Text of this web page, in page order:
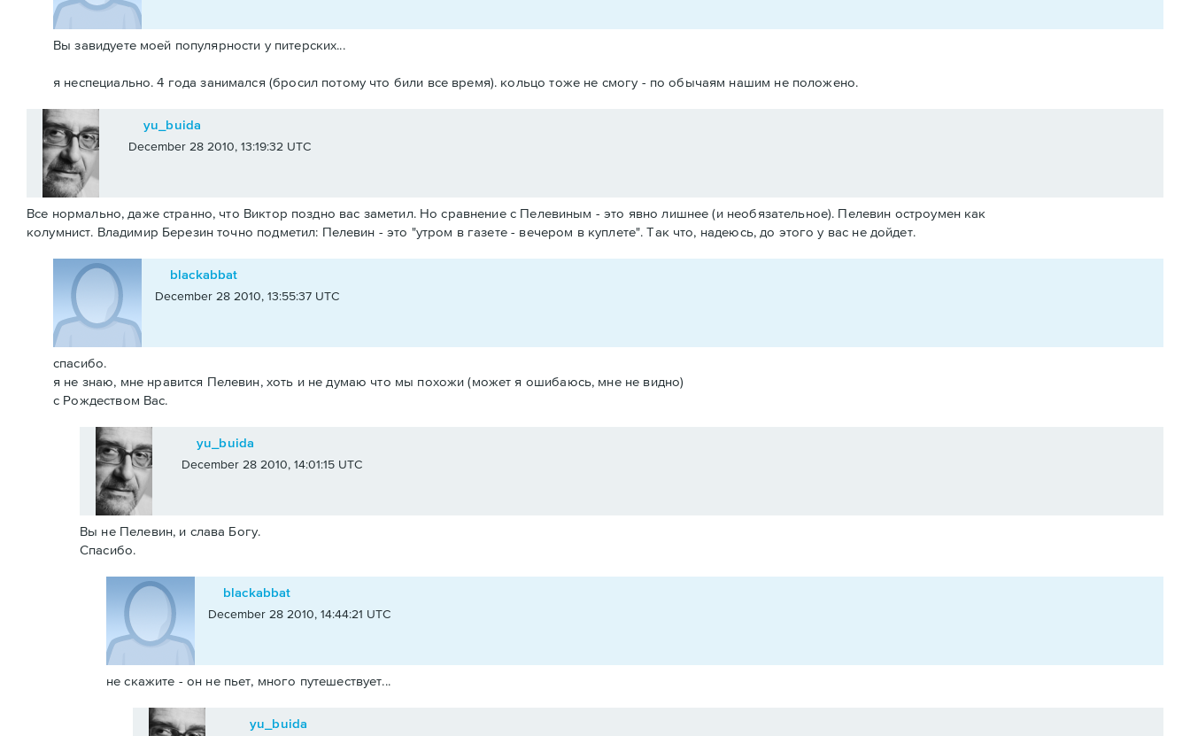
Вы завидуете моей популярности у питерских...
я неспециально. 4 года занимался (бросил потому что били все время). кольцо тоже не смогу - по обычаям нашим не положено.
yu_buida
December 28 2010, 13:19:32 UTC
Все нормально, даже странно, что Виктор поздно вас заметил. Но сравнение с Пелевиным - это явно лишнее (и необязательное). Пелевин остроумен как
колумнист. Владимир Березин точно подметил: Пелевин - это "утром в газете - вечером в куплете". Так что, надеюсь, до этого у вас не дойдет.
blackabbat
December 28 2010, 13:55:37 UTC
спасибо.
я не знаю, мне нравится Пелевин, хоть и не думаю что мы похожи (может я ошибаюсь, мне не видно)
с Рождеством Вас.
yu_buida
December 28 2010, 14:01:15 UTC
Вы не Пелевин, и слава Богу.
Спасибо.
blackabbat
December 28 2010, 14:44:21 UTC
не скажите - он не пьет, много путешествует...
yu_buida